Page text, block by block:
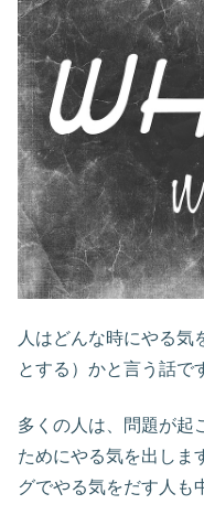
人はどんな時にやる気
とする）かと言う話で
多くの人は、問題が起
ためにやる気を出しま
グでやる気をだす人も